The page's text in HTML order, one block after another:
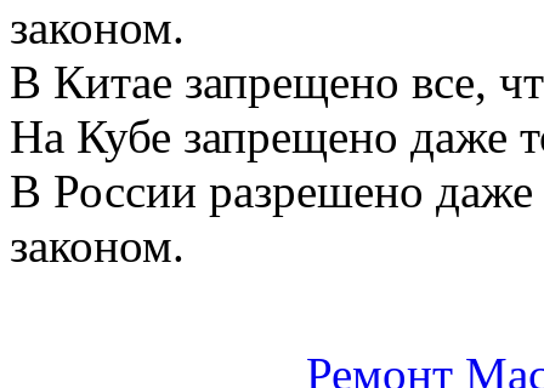
законом.
В Китае запрещено все,
На Кубе запрещено даже
В России разрешено
законом.
Ремонт